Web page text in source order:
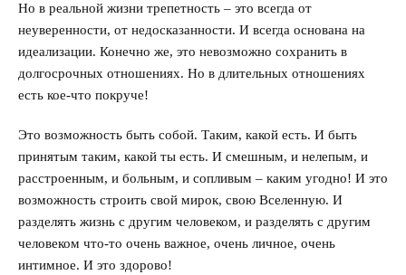
Но в реальной жизни трепетность – это всегда от
неуверенности, от недосказанности. И всегда основана на
идеализации. Конечно же, это невозможно сохранить в
долгосрочных отношениях. Но в длительных отношениях
есть кое-что покруче!
Это возможность быть собой. Таким, какой есть. И быть
принятым таким, какой ты есть. И смешным, и нелепым, и
расстроенным, и больным, и сопливым – каким угодно! И это
возможность строить свой мирок, свою Вселенную. И
разделять жизнь с другим человеком, и разделять с другим
человеком что-то очень важное, очень личное, очень
интимное. И это здорово!